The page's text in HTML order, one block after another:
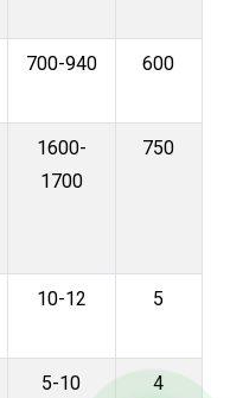
700-940 600
1600-
1700
750
10-12 5
5-10 4